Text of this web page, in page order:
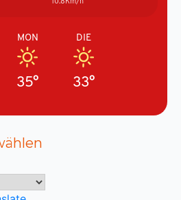
MON
35°
DIE
33°